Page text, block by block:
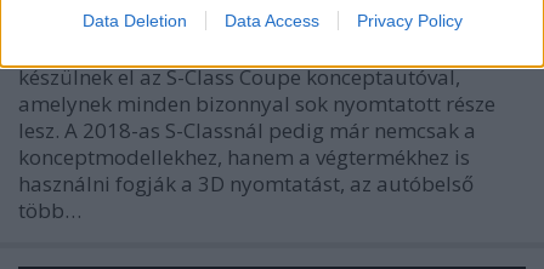
Data Deletion Data Access Privacy Policy
készülnek el az S-Class Coupe konceptautóval,
amelynek minden bizonnyal sok nyomtatott része
lesz. A 2018-as S-Classnál pedig már nemcsak a
konceptmodellekhez, hanem a végtermékhez is
használni fogják a 3D nyomtatást, az autóbelső
több…